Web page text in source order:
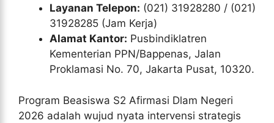
Layanan Telepon: (021) 31928280 / (021)
31928285 (Jam Kerja)
Alamat Kantor: Pusbindiklatren
Kementerian PPN/Bappenas, Jalan
Proklamasi No. 70, Jakarta Pusat, 10320.
Program Beasiswa S2 Afirmasi Dlam Negeri
2026 adalah wujud nyata intervensi strategis